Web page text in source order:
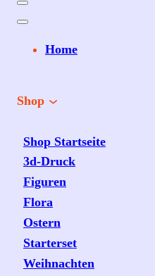
Home
Shop
Shop Startseite
3d-Druck
Figuren
Flora
Ostern
Starterset
Weihnachten